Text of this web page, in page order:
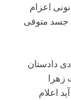
اعزام
جسد متوفی
دادستان
شکایت زهرا
اعلام